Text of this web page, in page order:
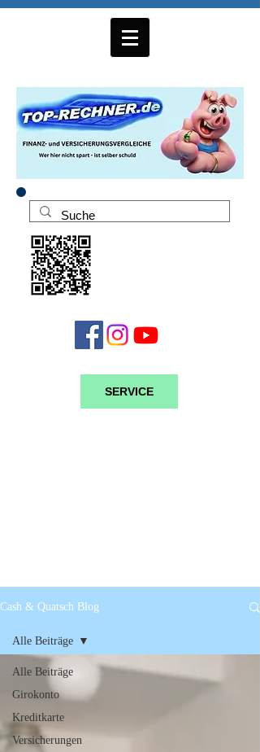
SERVICE
Cash & Quatsch Blog
Alle Beiträge
Girokonto
Kreditkarte
Versicherungen
Alle Beiträge